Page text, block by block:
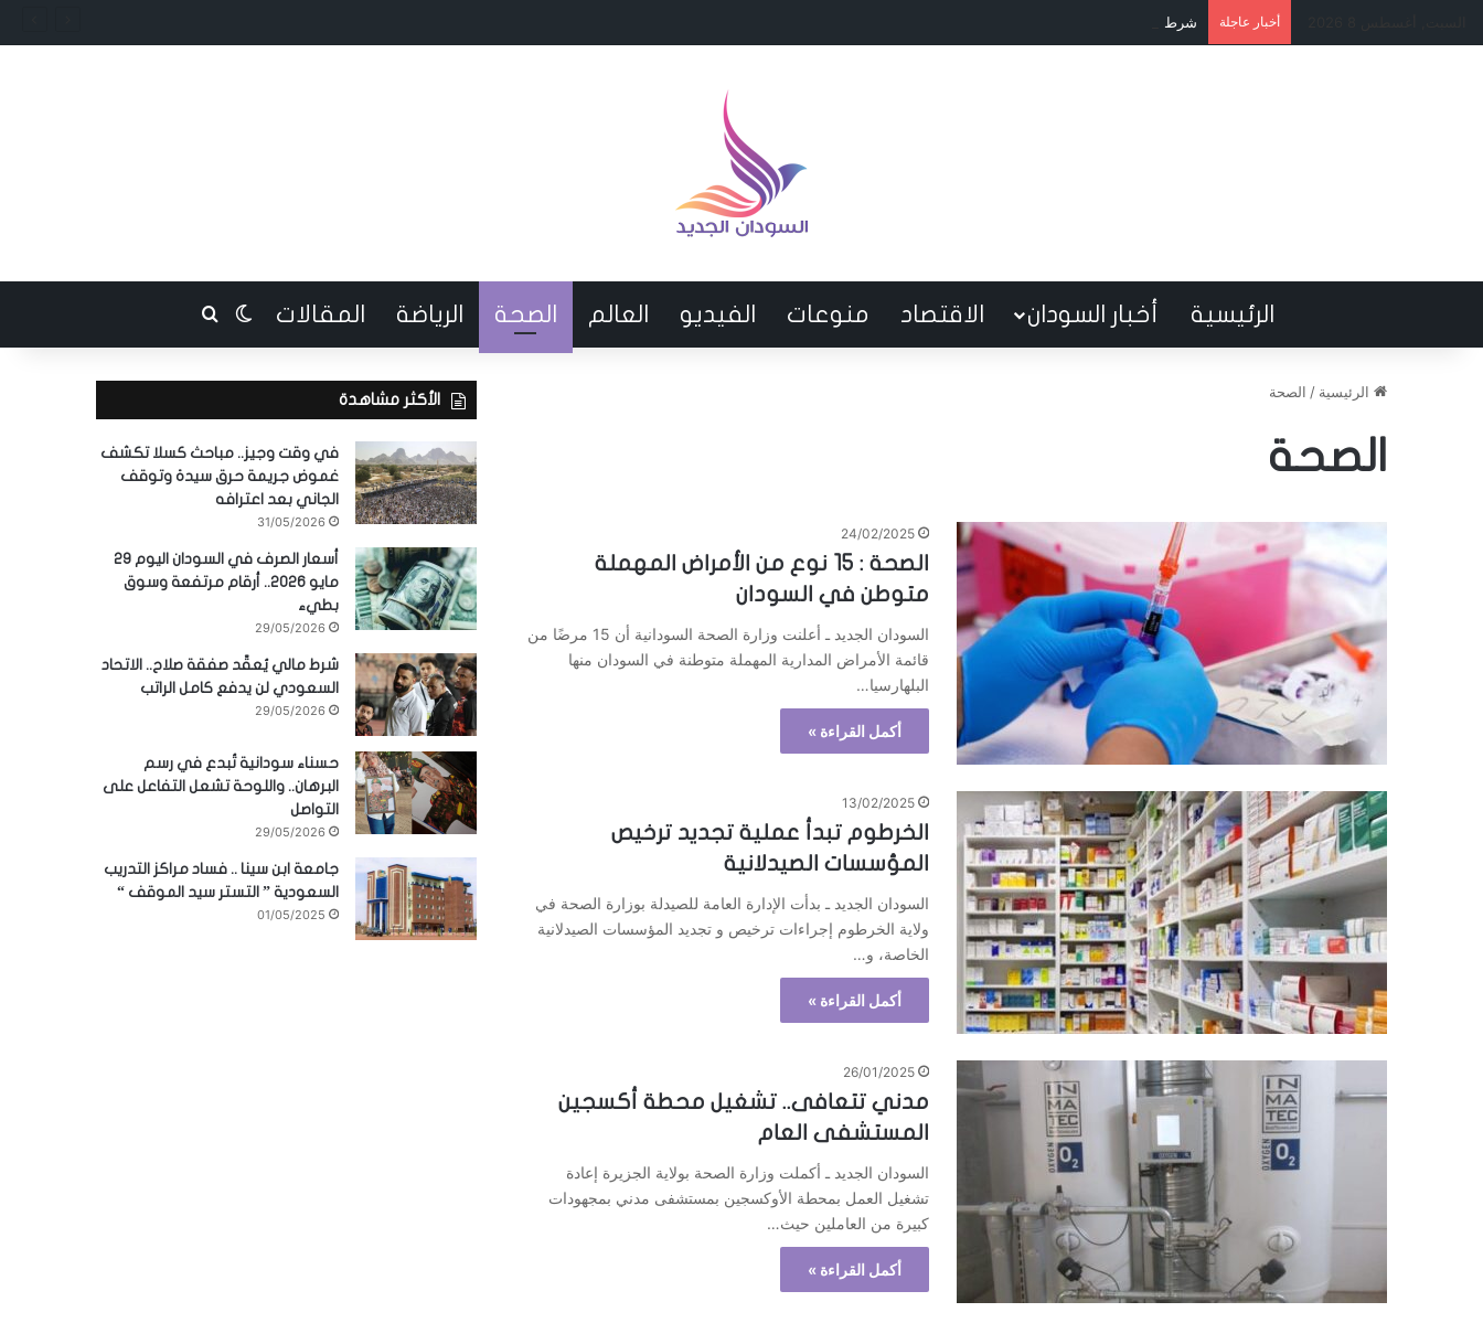
أخبار عاجلة شرط مالي يُعقّد صفقة صلاح.. الاتحاد السعودي لن يدفع كامل الراتب
الرئيسية أخبار السودان الاقتصاد منوعات الفيديو العالم الصحة الرياضة المقالات الوضع المظلم
بحث عن
الرئيسية / الصحة
الصحة
24/02/2025
الصحة : 15 نوع من الأمراض المهملة
متوطن في السودان
السودان الجديد ـ أعلنت وزارة الصحة السودانية أن 15 مرضًا من
قائمة الأمراض المدارية المهملة متوطنة في السودان منها
البلهارسيا…
أكمل القراءة »
13/02/2025
الخرطوم تبدأ عملية تجديد ترخيص
المؤسسات الصيدلانية
السودان الجديد ـ بدأت الإدارة العامة للصيدلة بوزارة الصحة في
ولاية الخرطوم إجراءات ترخيص و تجديد المؤسسات الصيدلانية
الخاصة، و…
أكمل القراءة »
26/01/2025
مدني تتعافى.. تشغيل محطة أكسجين
المستشفى العام
السودان الجديد ـ أكملت وزارة الصحة بولاية الجزيرة إعادة
تشغيل العمل بمحطة الأوكسجين بمستشفى مدني بمجهودات
كبيرة من العاملين حيث…
أكمل القراءة »
الأكثر مشاهدة
في وقت وجيز.. مباحث كسلا تكشف
غموض جريمة حرق سيدة وتوقف
الجاني بعد اعترافه
31/05/2026
أسعار الصرف في السودان اليوم 29
مايو 2026.. أرقام مرتفعة وسوق
بطيء
29/05/2026
شرط مالي يُعقّد صفقة صلاح.. الاتحاد
السعودي لن يدفع كامل الراتب
29/05/2026
حسناء سودانية تُبدع في رسم
البرهان.. واللوحة تشعل التفاعل على
التواصل
29/05/2026
جامعة ابن سينا .. فساد مراكز التدريب
السعودية ” التستر سيد الموقف “
01/05/2025